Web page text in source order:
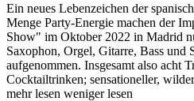
Ein neues Lebenzeichen der
Menge Party-Energie machen der
Show" im Oktober 2022 in Madrid
Saxophon, Orgel, Gitarre, Bass
aufgenommen. Insgesamt also acht
Cocktailtrinken; sensationeller,
mehr lesen weniger lesen